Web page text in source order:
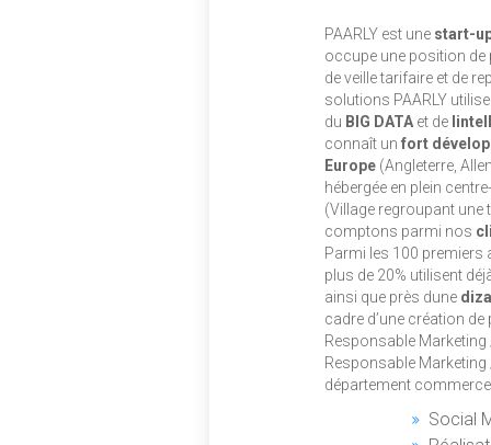
PAARLY est une start-
occupe une position
de veille tarifaire et de
solutions PAARLY
du BIG DATA et de
connaît unfort
Europe (Angleterre,
hébergée en plein
(Village regroupant une
comptons parmi nos
Parmi les 100 premiers
plus de 20% utilisent
ainsi que près dune
cadre d’une création
Responsable
Responsable
département
Social